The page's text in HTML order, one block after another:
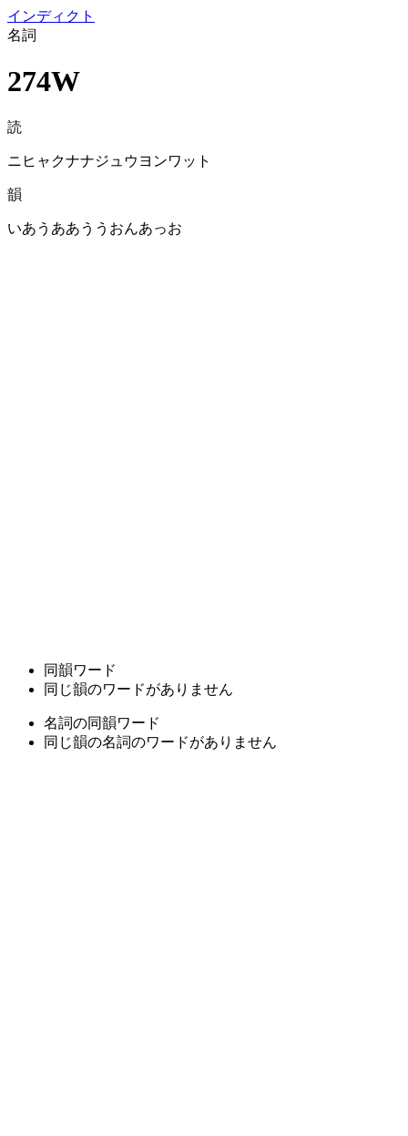
インディクト
名詞
274W
読
ニヒャクナナジュウヨンワット
韻
いあうああううおんあっお
同韻ワード
同じ韻のワードがありません
名詞の同韻ワード
同じ韻の名詞のワードがありません